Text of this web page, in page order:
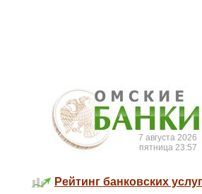
7 августа 2026
пятница 23:57
Рейтинг банковских услуг